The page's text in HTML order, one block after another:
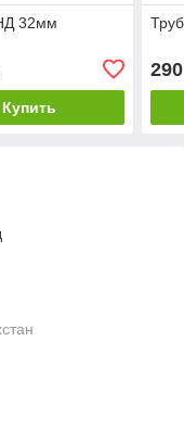
32мм
Купить
290